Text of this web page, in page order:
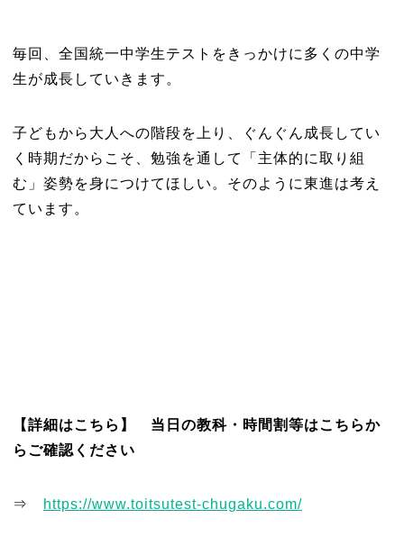
毎回、全国統一中学生テストをきっかけに多くの中学
生が成長していきます。
子どもから大人への階段を上り、ぐんぐん成長してい
く時期だからこそ、勉強を通して「主体的に取り組
む」姿勢を身につけてほしい。そのように東進は考え
ています。
【詳細はこちら】 当日の教科・時間割等はこちらか
らご確認ください
⇒ https://www.toitsutest-chugaku.com/